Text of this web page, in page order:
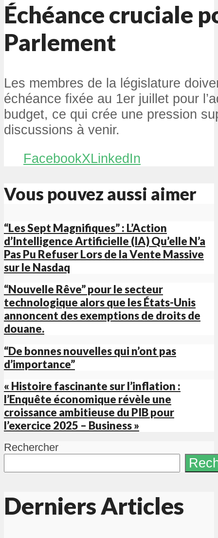
Échéance cruciale
Parlement
Les membres de la législature
échéance fixée au 1er juillet pour
budget, ce qui crée une pression
discussions à venir.
FacebookXLinkedIn
Vous pouvez aussi aimer
“Les Sept Magnifiques” : L’Action
d’Intelligence Artificielle (IA) Qu’elle N’a
Pas Pu Refuser Lors de la Vente Massive
sur le Nasdaq
“Nouvelle Rêve” pour le secteur
technologique alors que les États-Unis
annoncent des exemptions de droits de
douane.
“De bonnes nouvelles qui n’ont pas
d’importance”
« Histoire fascinante sur l’inflation :
l’Enquête économique révèle une
croissance ambitieuse du PIB pour
l’exercice 2025 – Business »
Rechercher
Derniers Articles